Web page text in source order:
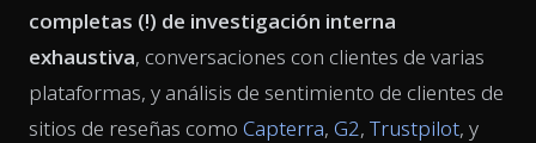
completas (!) de investigación interna
exhaustiva, conversaciones con clientes de varias
plataformas, y análisis de sentimiento de clientes de
sitios de reseñas como Capterra, G2, Trustpilot, y